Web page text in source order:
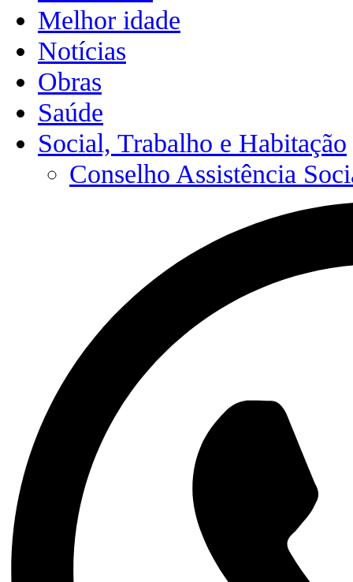
Melhor idade
Notícias
Obras
Saúde
Social, Trabalho e Habitação
Conselho Assistência